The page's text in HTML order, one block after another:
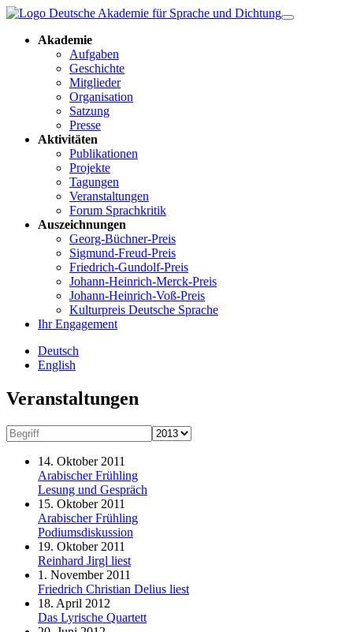
Akademie
Aufgaben
Geschichte
Mitglieder
Organisation
Satzung
Presse
Aktivitäten
Publikationen
Projekte
Tagungen
Veranstaltungen
Forum Sprachkritik
Auszeichnungen
Georg-Büchner-Preis
Sigmund-Freud-Preis
Friedrich-Gundolf-Preis
Johann-Heinrich-Merck-Preis
Johann-Heinrich-Voß-Preis
Kulturpreis Deutsche Sprache
Ihr Engagement
Deutsch
English
Veranstaltungen
14. Oktober 2011
Arabischer Frühling
Lesung und Gespräch
15. Oktober 2011
Arabischer Frühling
Podiumsdiskussion
19. Oktober 2011
Reinhard Jirgl liest
1. November 2011
Friedrich Christian Delius liest
18. April 2012
Das Lyrische Quartett